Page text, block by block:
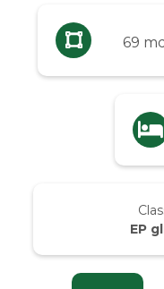
69
EP
Fino a € 5.000
Da € 10.000 a €